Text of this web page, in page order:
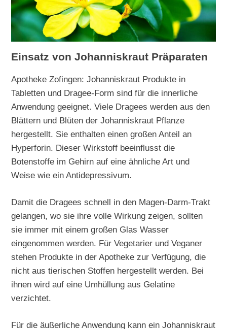
Einsatz von Johanniskraut Präparaten
Apotheke Zofingen: Johanniskraut Produkte in
Tabletten und Dragee-Form sind für die innerliche
Anwendung geeignet. Viele Dragees werden aus den
Blättern und Blüten der Johanniskraut Pflanze
hergestellt. Sie enthalten einen großen Anteil an
Hyperforin. Dieser Wirkstoff beeinflusst die
Botenstoffe im Gehirn auf eine ähnliche Art und
Weise wie ein Antidepressivum.
Damit die Dragees schnell in den Magen-Darm-Trakt
gelangen, wo sie ihre volle Wirkung zeigen, sollten
sie immer mit einem großen Glas Wasser
eingenommen werden. Für Vegetarier und Veganer
stehen Produkte in der Apotheke zur Verfügung, die
nicht aus tierischen Stoffen hergestellt werden. Bei
ihnen wird auf eine Umhüllung aus Gelatine
verzichtet.
Für die äußerliche Anwendung kann ein Johanniskraut